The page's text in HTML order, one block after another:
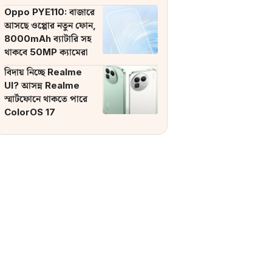
ব্যাটারি
Oppo PYE110: বাজারে
আসছে ওপ্পোর নতুন ফোন,
8000mAh ব্যাটারি সহ
থাকবে 50MP ক্যামেরা
বিদায় নিচ্ছে Realme
UI? আসন্ন Realme
স্মার্টফোনে থাকতে পারে
ColorOS 17